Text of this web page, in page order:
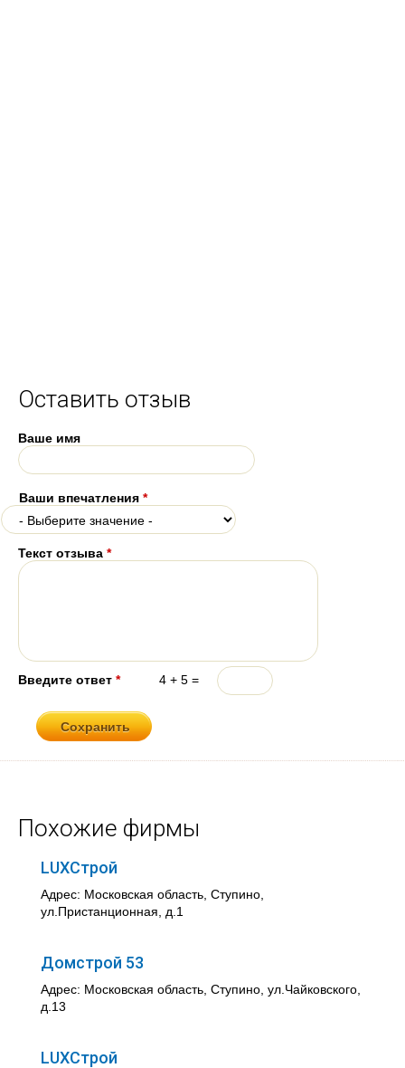
Оставить отзыв
Ваше имя
Ваши впечатления *
Текст отзыва *
Введите ответ * 4 + 5 =
Похожие фирмы
LUXСтрой
Адрес: Московская область, Ступино,
ул.Пристанционная, д.1
Домстрой 53
Адрес: Московская область, Ступино, ул.Чайковского,
д.13
LUXСтрой